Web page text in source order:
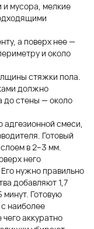
и мусора, мелкие
а поверх нее —
и около
стяжки пола.
должно
до стены — около
адгезионной смеси,
Готовый
в 2–3 мм.
него
нужно правильно
добавляют 1,7
Готовую
наиболее
аккуратно